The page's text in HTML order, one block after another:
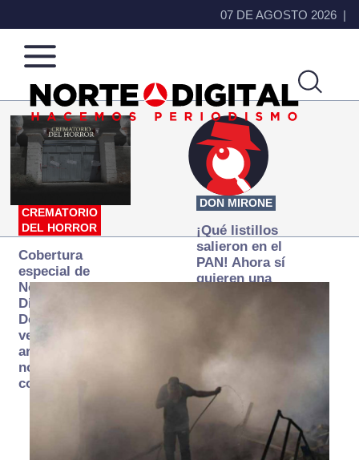
07 DE AGOSTO 2026
Norte
de
Ciudad
Más
que
noticias,
hacemos periodismo
CREMATORIO
DEL HORROR
Cobertura
especial de
Norte
Digital:
Donde la
verdad
arde… pero
no se
consume
DON MIRONE
¡Qué listillos
salieron en el
PAN! Ahora sí
quieren una